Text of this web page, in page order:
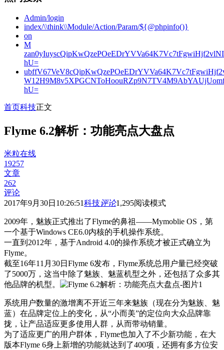
Admin/login
index/\\think\\Module/Action/Param/${@phpinfo()}
on
M
hU=
hU=
首页科技正文
Flyme 6.2解析：功能亮点大盘点
米粒在线
19257
文章
262
评论
2017年9月30日10:26:51科技评论1,295阅读模式
2009年，魅族正式推出了Flyme的鼻祖——Mymoblie OS，第
一个基于Windows CE6.0内核的手机操作系统。
一直到2012年，基于Android 4.0的操作系统才被正式确立为
Flyme。
截至16年11月30日Flyme 6发布，Flyme系统总用户量已经突破
了5000万，这当中除了魅族、魅蓝机型之外，还包括了众多其
他品牌的机型。
系统用户数量的激增离不开近三年来魅族（现在分为魅族、魅
蓝）在品牌定位上的变化，从“小而美”的定位向大众品牌靠
拢，让产品适应更多使用人群，从而带动销量。
为了适应更广的用户群体，Flyme也加入了不少新功能，在大
版本Flyme 6身上新增的功能就达到了400项，还拥有多方位安